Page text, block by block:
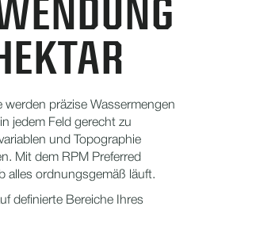
F
werden präzise Wassermengen
jedem Feld gerecht zu
und Topographie
Mit dem RPM Preferred
alles ordnungsgemäß läuft.
definierte Bereiche Ihres